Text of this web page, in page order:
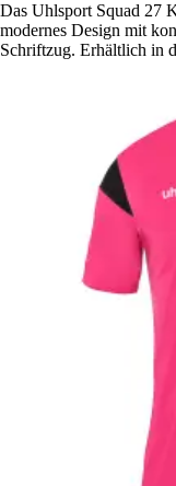
Das Uhlsport Squad 27
modernes Design mit
Schriftzug. Erhältlich in